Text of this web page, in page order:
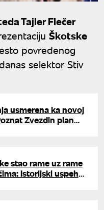
Tajler Flečer
Škotske
povređenog
selektor Stiv
usmerena ka novoj
Zvezdin plan
stao rame uz rame
Istorijski uspeh